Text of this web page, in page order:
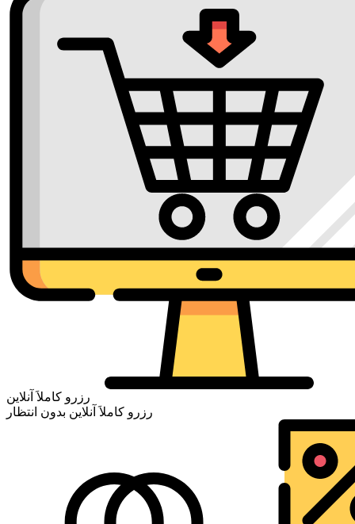
رزرو کاملاَ آنلاین
رزرو کاملاَ آنلاین بدون انتظار